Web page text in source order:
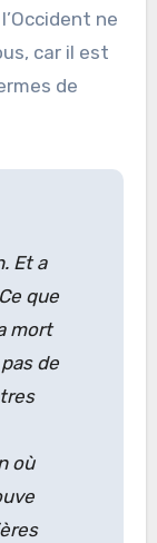
ne
car il est
de
Et a
que
mort
de
où